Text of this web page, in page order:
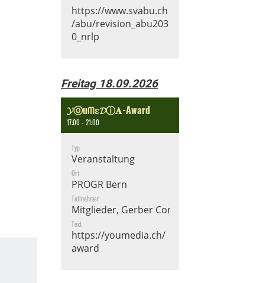
https://www.svabu.ch
/abu/revision_abu203
0_nrlp
Freitag 18.09.2026
𝓨ⓞuᗰɛ𝓓ⓘ𝐀-Award
17:00 - 21:00
Typ
Veranstaltung
Ort
PROGR Bern
Teilnehmer
Mitglieder, Gerber Cornelia
Text
https://youmedia.ch/
award